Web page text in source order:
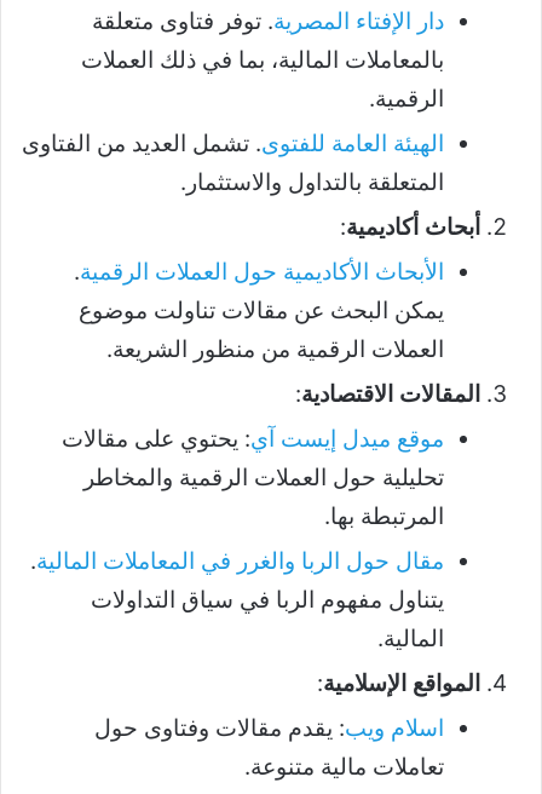
دار الإفتاء المصرية. توفر فتاوى متعلقة
بالمعاملات المالية، بما في ذلك العملات
الرقمية.
الهيئة العامة للفتوى. تشمل العديد من الفتاوى
المتعلقة بالتداول والاستثمار.
أبحاث أكاديمية:
الأبحاث الأكاديمية حول العملات الرقمية.
يمكن البحث عن مقالات تناولت موضوع
العملات الرقمية من منظور الشريعة.
المقالات الاقتصادية:
موقع ميدل إيست آي: يحتوي على مقالات
تحليلية حول العملات الرقمية والمخاطر
المرتبطة بها.
مقال حول الربا والغرر في المعاملات المالية.
يتناول مفهوم الربا في سياق التداولات
المالية.
المواقع الإسلامية:
اسلام ويب: يقدم مقالات وفتاوى حول
تعاملات مالية متنوعة.